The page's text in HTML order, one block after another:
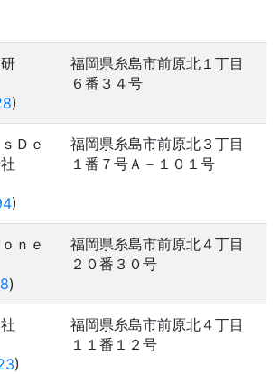
)
福岡県糸島市前原北１丁目
６番３４号
Ｄｅ
)
福岡県糸島市前原北３丁目
１番７号Ａ－１０１号
ｎｅ
)
福岡県糸島市前原北４丁目
２０番３０号
)
福岡県糸島市前原北４丁目
１１番１２号